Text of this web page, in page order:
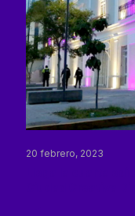
20 febrero, 2023